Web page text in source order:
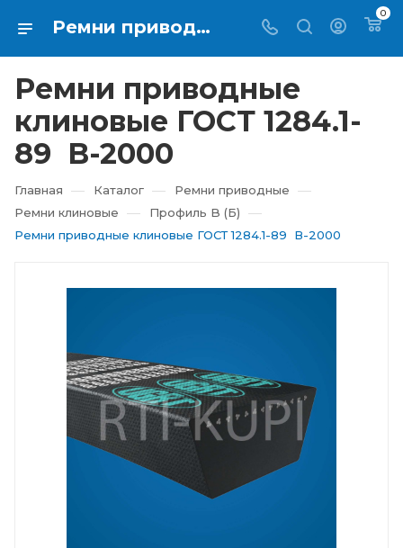
Ремни приводные клиновые ГОСТ 1284.1-89 В-2000 купить в Екатеринбурге ⇨ RTI-KUPI
0
Ремни приводные
клиновые ГОСТ 1284.1-
89 В-2000
Главная — Каталог — Ремни приводные —
Ремни клиновые — Профиль B (Б) —
Ремни приводные клиновые ГОСТ 1284.1-89 В-2000